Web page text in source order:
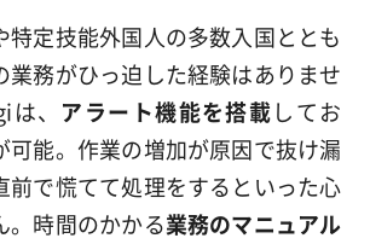
特定技能外国人の多数入国ととも
業務がひっ迫した経験はありませ
、 アラート機能を搭載してお
可能。作業の増加が原因で抜け漏
前で慌てて処理をするといった心
。時間のかかる業務のマニュアル